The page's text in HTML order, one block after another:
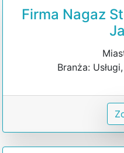
Firma Nagaz
Branża: